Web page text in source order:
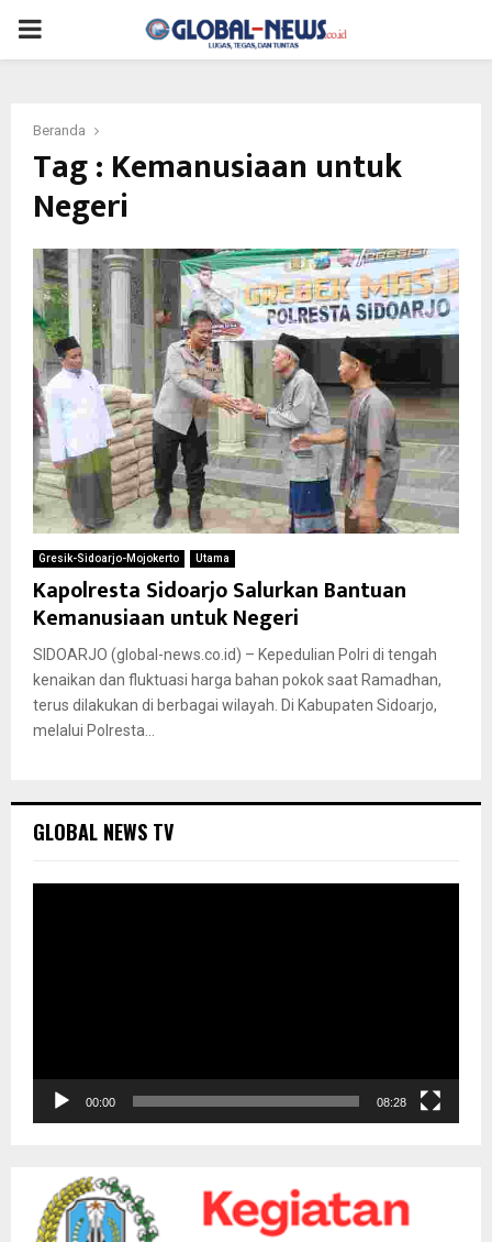
PRIMARY
Beranda
Tag : Kemanusiaan untuk
Negeri
Gresik-Sidoarjo-Mojokerto Utama
Kapolresta Sidoarjo Salurkan Bantuan
Kemanusiaan untuk Negeri
SIDOARJO (global-news.co.id) – Kepedulian Polri di tengah
kenaikan dan fluktuasi harga bahan pokok saat Ramadhan,
terus dilakukan di berbagai wilayah. Di Kabupaten Sidoarjo,
melalui Polresta...
GLOBAL NEWS TV
i
e
00:00 08:28